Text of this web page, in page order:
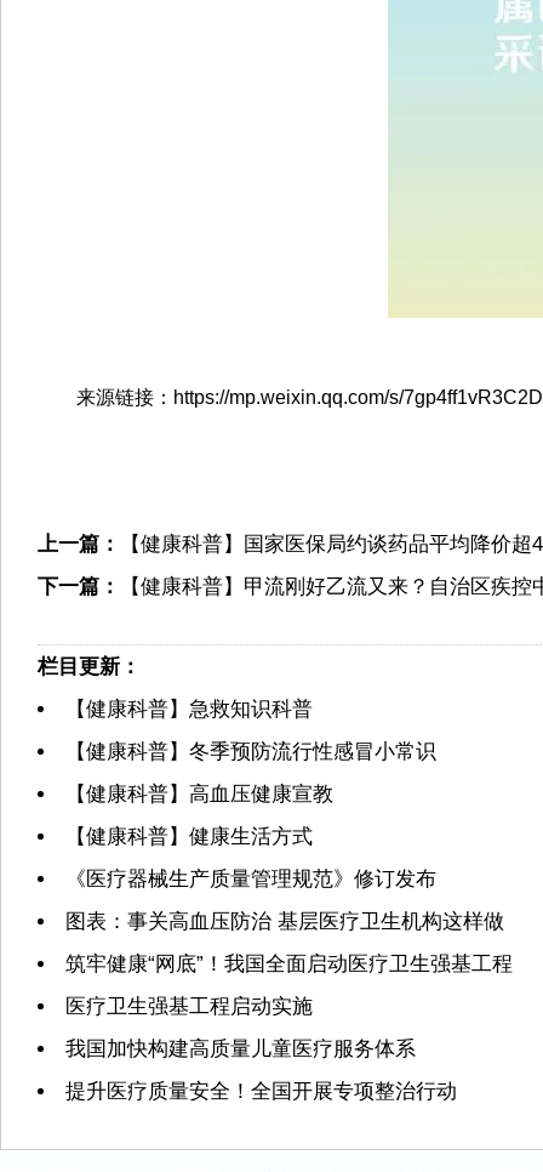
来源链接：https://mp.weixin.qq.com/s/
上一篇：
【健康科普】国家医保局约谈药品平均降价
下一篇：
【健康科普】甲流刚好乙流又来？自治区疾控
栏目更新：
【健康科普】急救知识科普
【健康科普】冬季预防流行性感冒小常识
【健康科普】高血压健康宣教
【健康科普】健康生活方式
《医疗器械生产质量管理规范》修订发布
图表：事关高血压防治 基层医疗卫生机构这样做
筑牢健康“网底”！我国全面启动医疗卫生强基工程
医疗卫生强基工程启动实施
我国加快构建高质量儿童医疗服务体系
提升医疗质量安全！全国开展专项整治行动